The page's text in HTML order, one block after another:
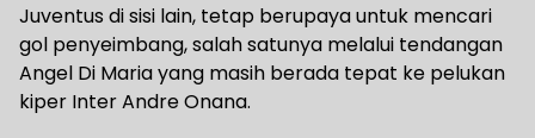
Juventus di sisi lain, tetap berupaya untuk mencari
gol penyeimbang, salah satunya melalui tendangan
Angel Di Maria yang masih berada tepat ke pelukan
kiper Inter Andre Onana.